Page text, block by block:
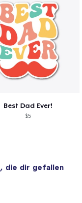
Best Dad Ever!
$5
, die dir gefallen